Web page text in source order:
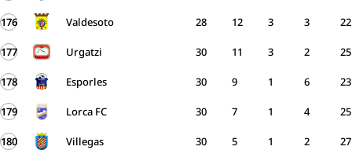
176 Valdesoto 28 3 3 22
12
177 Urgatzi 30 3 2 25
11
178 Esporles 30 1 6 23
9
179 Lorca FC 30 1 4 25
7
180 Villegas 30 1 2 27
5